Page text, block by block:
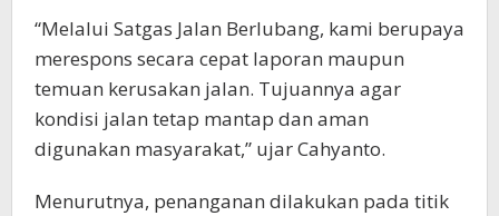
“Melalui Satgas Jalan Berlubang, kami berupaya
merespons secara cepat laporan maupun
temuan kerusakan jalan. Tujuannya agar
kondisi jalan tetap mantap dan aman
digunakan masyarakat,” ujar Cahyanto.
Menurutnya, penanganan dilakukan pada titik